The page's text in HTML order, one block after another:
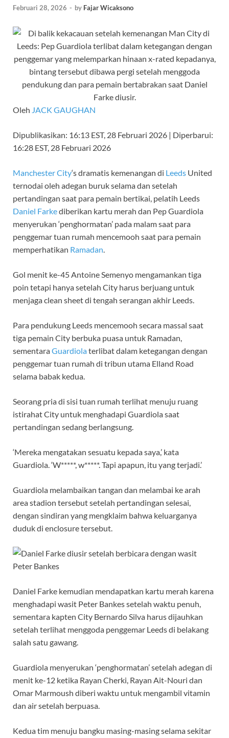
Februari 28, 2026 - by Fajar Wicaksono
Oleh JACK GAUGHAN
Dipublikasikan: 16:13 EST, 28 Februari 2026 | Diperbarui:
16:28 EST, 28 Februari 2026
Manchester City‘s dramatis kemenangan di Leeds United
ternodai oleh adegan buruk selama dan setelah
pertandingan saat para pemain bertikai, pelatih Leeds
Daniel Farkediberikan kartu merah dan Pep Guardiola
menyerukan ‘penghormatan’ pada malam saat para
penggemar tuan rumah mencemooh saat para pemain
memperhatikan Ramadan.
Gol menit ke-45 Antoine Semenyo mengamankan tiga
poin tetapi hanya setelah City harus berjuang untuk
menjaga clean sheet di tengah serangan akhir Leeds.
Para pendukung Leeds mencemooh secara massal saat
tiga pemain City berbuka puasa untuk Ramadan,
sementaraGuardiolaterlibat dalam ketegangan dengan
penggemar tuan rumah di tribun utama Elland Road
selama babak kedua.
Seorang pria di sisi tuan rumah terlihat menuju ruang
istirahat City untuk menghadapi Guardiola saat
pertandingan sedang berlangsung.
‘Mereka mengatakan sesuatu kepada saya,’ kata
Guardiola. ‘W*****, w*****. Tapi apapun, itu yang terjadi.’
Guardiola melambaikan tangan dan melambai ke arah
area stadion tersebut setelah pertandingan selesai,
dengan sindiran yang mengklaim bahwa keluarganya
duduk di enclosure tersebut.
Daniel Farke kemudian mendapatkan kartu merah karena
menghadapi wasit Peter Bankes setelah waktu penuh,
sementara kapten City Bernardo Silva harus dijauhkan
setelah terlihat menggoda penggemar Leeds di belakang
salah satu gawang.
Guardiola menyerukan ‘penghormatan’ setelah adegan di
menit ke-12 ketika Rayan Cherki, Rayan Ait-Nouri dan
Omar Marmoush diberi waktu untuk mengambil vitamin
dan air setelah berpuasa.
Kedua tim menuju bangku masing-masing selama sekitar